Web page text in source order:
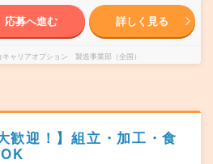
応募へ進む 詳しく見る
キャリアオプション 製造事業部（全国）
歓迎！】組立・加工・食